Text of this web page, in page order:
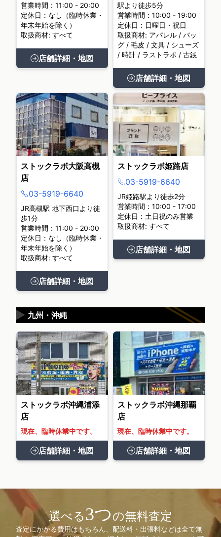
営業時間：11:00 - 20:00
定休日：なし（臨時休業・
年末年始を除く）
取扱商材: すべて
店舗詳細・地図
駅より徒歩5分
営業時間：10:00 - 19:00
定休日：日曜日・祝日
取扱商材: アパレル / バッ
グ / 毛皮 / 文具 / シューズ
/ 時計 / ラストラボ / 古銭
店舗詳細・地図
ストックラボ大阪高槻
店
03-5919-6640
JR高槻駅 地下西口より徒
歩1分
営業時間：11:00 - 20:00
定休日：なし（臨時休業・
年末年始を除く）
取扱商材: すべて
店舗詳細・地図
ストックラボ姫路店
03-5919-6640
JR姫路駅より徒歩2分
営業時間：10:00 - 17:00
定休日：土日祝のみ営業
取扱商材: すべて
店舗詳細・地図
九州・沖縄
▶
ストックラボ沖縄浦添
店
現在、臨時休業中です。
店舗詳細・地図
ストックラボ沖縄那覇
店
現在、臨時休業中です。
店舗詳細・地図
選べる3つの無料査定
査定にかかる費用はもちろん、配送料・出張料などは全て無